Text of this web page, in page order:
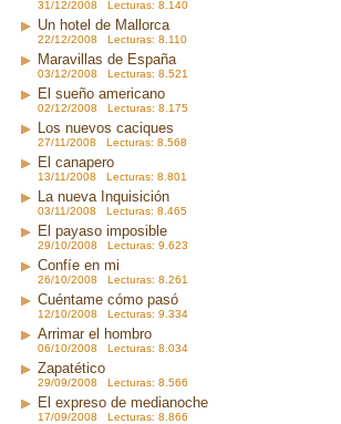
31/12/2008 Lecturas: 8.140
Un hotel de Mallorca
22/12/2008 Lecturas: 8.110
Maravillas de España
03/12/2008 Lecturas: 8.521
El sueño americano
02/12/2008 Lecturas: 8.175
Los nuevos caciques
27/11/2008 Lecturas: 8.568
El canapero
13/11/2008 Lecturas: 8.801
La nueva Inquisición
03/11/2008 Lecturas: 8.465
El payaso imposible
29/10/2008 Lecturas: 9.623
Confíe en mi
26/10/2008 Lecturas: 8.261
Cuéntame cómo pasó
12/10/2008 Lecturas: 9.334
Arrimar el hombro
06/10/2008 Lecturas: 8.034
Zapatético
29/09/2008 Lecturas: 8.566
El expreso de medianoche
17/09/2008 Lecturas: 8.866